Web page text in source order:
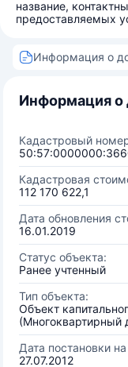
название,
предоставляемых
Информация о
Информация о
Кадастровый
Кадастровая
112 170 622,1
Дата обновления
16.01.2019
Статус объекта:
Ранее учтенный
Тип объекта:
Объект
Дата постановки
27.07.2012